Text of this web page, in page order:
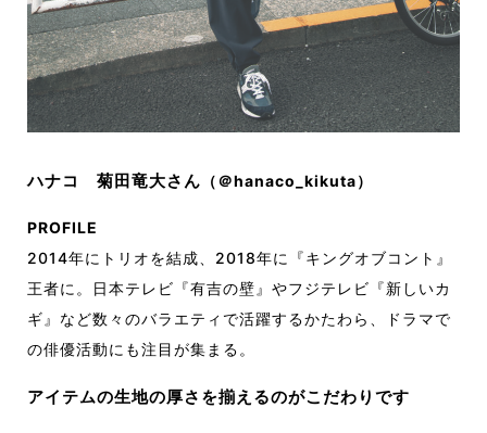
ハナコ 菊田竜大さん （＠hanaco_kikuta）
PROFILE
2014年にトリオを結成、2018年に『キングオブコント』
王者に。日本テレビ『有吉の壁』やフジテレビ『新しいカ
ギ』など数々のバラエティで活躍するかたわら、ドラマで
の俳優活動にも注目が集まる。
アイテムの生地の厚さを揃えるのがこだわりです